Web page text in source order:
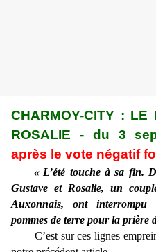
CHARMOY-CITY : LE
ROSALIE - du 3
après le vote négatif
« L’été touche à sa fin.
Gustave et Rosalie, un
Auxonnais, ont interrompu
pommes de terre pour la prière
C’est sur ces lignes